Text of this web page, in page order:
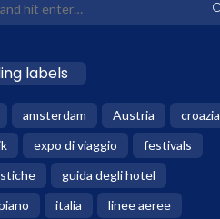
labels
amsterdam Austria
croazia
expo di viaggio
festivals
guida degli hotel
italia
linee aeree